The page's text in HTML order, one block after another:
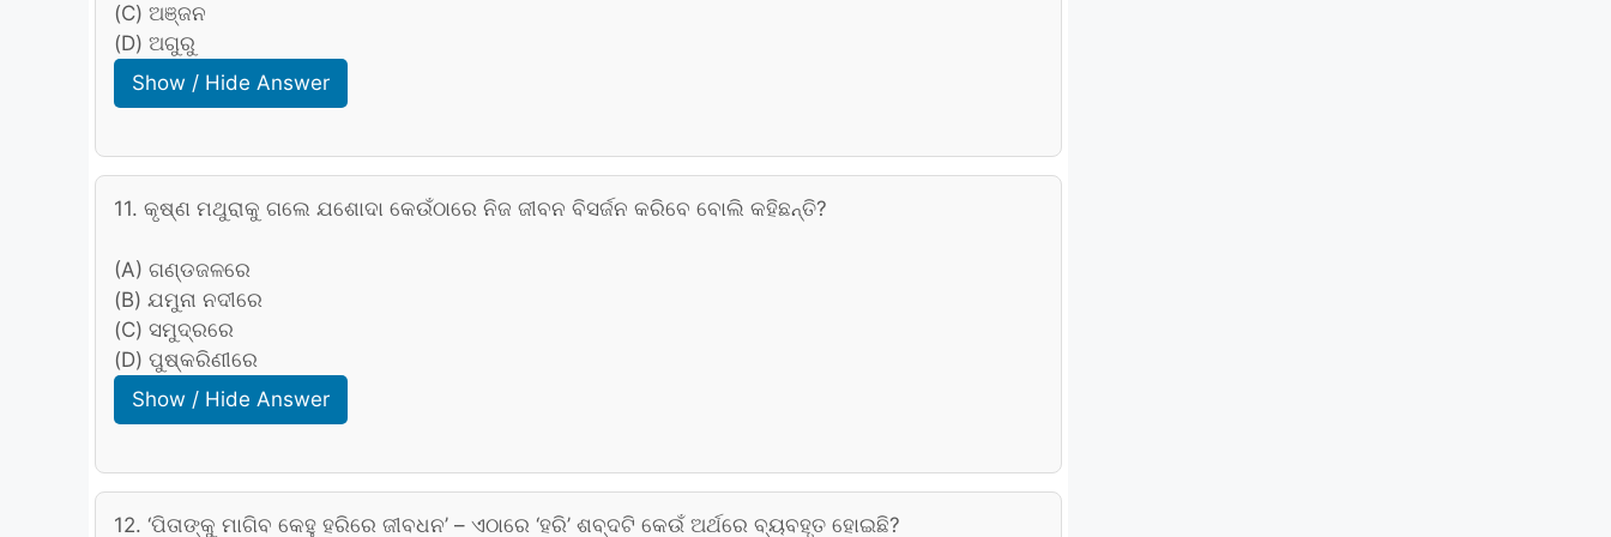
(C) ଅଞ୍ଜନ
(D) ଅଗୁରୁ
Show / Hide Answer
11. କୃଷ୍ଣ ମଥୁରାକୁ ଗଲେ ଯଶୋଦା କେଉଁଠାରେ ନିଜ ଜୀବନ ବିସର୍ଜନ କରିବେ ବୋଲି କହିଛନ୍ତି?
(A) ଗଣ୍ଡଜଳରେ
(B) ଯମୁନା ନଦୀରେ
(C) ସମୁଦ୍ରରେ
(D) ପୁଷ୍କରିଣୀରେ
Show / Hide Answer
12. ‘ପିତାଙ୍କୁ ମାଗିବ କେହୁ ହରିରେ ଜୀବଧନ’ – ଏଠାରେ ‘ହରି’ ଶବ୍ଦଟି କେଉଁ ଅର୍ଥରେ ବ୍ୟବହୃତ ହୋଇଛି?